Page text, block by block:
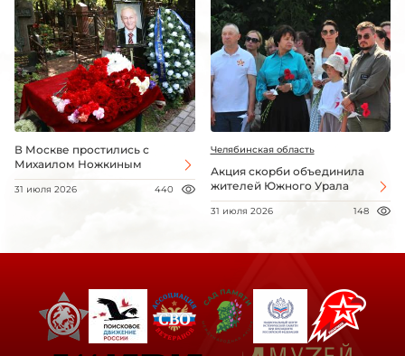
В Москве простились с
Михаилом Ножкиным
31 июля 2026 440
Челябинская область
Акция скорби объединила
жителей Южного Урала
31 июля 2026 148